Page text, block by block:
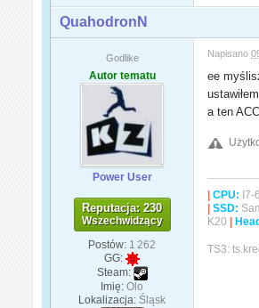
QuahodronN
Godlike
Autor tematu
Power User
Reputacja: 230
Wszechwidzący
Postów: 1 262
GG:
Steam:
Imię: Olo
Lokalizacja: Śląsk
Napisano
ee
a ten
| CPU: I7-
| SSD:
K20 |
TS3: